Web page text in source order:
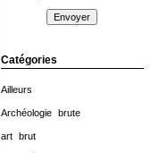
Catégories
Ailleurs
Archéologie brute
art brut